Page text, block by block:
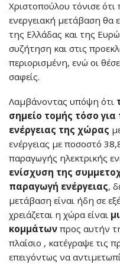
Χριστοπούλου τόνισε
ενεργειακή μετάβαση θα
της Ελλάδας και της
συζήτηση και στις
περιορισμένη, ενώ οι
σαφείς.
Λαμβάνοντας υπόψη ότι
σημείο τομής τόσο για
ενέργειας της χώρας
ενέργειας με ποσοστό
παραγωγής ηλεκτρικής
ενίσχυση της
παραγωγή ενέργειας,
μετάβαση είναι ήδη σε
χρειάζεται η χώρα είναι
κομμάτων προς αυτήν
πλαίσιο , κατέγραψε τις
επειγόντως να